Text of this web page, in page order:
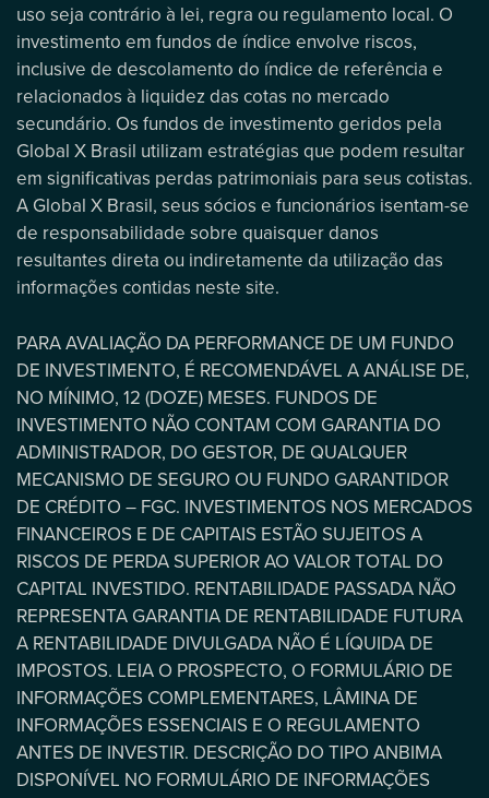
uso seja contrário à lei, regra ou regulamento local. O
investimento em fundos de índice envolve riscos,
inclusive de descolamento do índice de referência e
relacionados à liquidez das cotas no mercado
secundário. Os fundos de investimento geridos pela
Global X Brasil utilizam estratégias que podem resultar
em significativas perdas patrimoniais para seus cotistas.
A Global X Brasil, seus sócios e funcionários isentam-se
de responsabilidade sobre quaisquer danos
resultantes direta ou indiretamente da utilização das
informações contidas neste site.
PARA AVALIAÇÃO DA PERFORMANCE DE UM FUNDO
DE INVESTIMENTO, É RECOMENDÁVEL A ANÁLISE DE,
NO MÍNIMO, 12 (DOZE) MESES. FUNDOS DE
INVESTIMENTO NÃO CONTAM COM GARANTIA DO
ADMINISTRADOR, DO GESTOR, DE QUALQUER
MECANISMO DE SEGURO OU FUNDO GARANTIDOR
DE CRÉDITO – FGC. INVESTIMENTOS NOS MERCADOS
FINANCEIROS E DE CAPITAIS ESTÃO SUJEITOS A
RISCOS DE PERDA SUPERIOR AO VALOR TOTAL DO
CAPITAL INVESTIDO. RENTABILIDADE PASSADA NÃO
REPRESENTA GARANTIA DE RENTABILIDADE FUTURA
A RENTABILIDADE DIVULGADA NÃO É LÍQUIDA DE
IMPOSTOS. LEIA O PROSPECTO, O FORMULÁRIO DE
INFORMAÇÕES COMPLEMENTARES, LÂMINA DE
INFORMAÇÕES ESSENCIAIS E O REGULAMENTO
ANTES DE INVESTIR. DESCRIÇÃO DO TIPO ANBIMA
DISPONÍVEL NO FORMULÁRIO DE INFORMAÇÕES